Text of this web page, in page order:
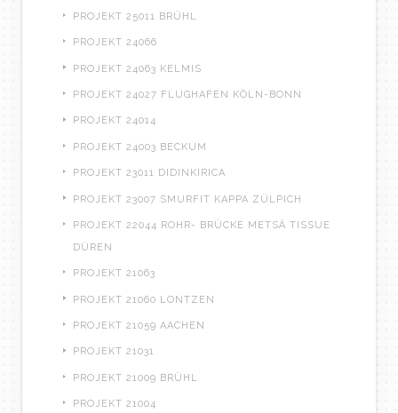
PROJEKT 25011 BRÜHL
PROJEKT 24066
PROJEKT 24063 KELMIS
PROJEKT 24027 FLUGHAFEN KÖLN-BONN
PROJEKT 24014
PROJEKT 24003 BECKUM
PROJEKT 23011 DIDINKIRICA
PROJEKT 23007 SMURFIT KAPPA ZÜLPICH
PROJEKT 22044 ROHR- BRÜCKE METSÄ TISSUE
DÜREN
PROJEKT 21063
PROJEKT 21060 LONTZEN
PROJEKT 21059 AACHEN
PROJEKT 21031
PROJEKT 21009 BRÜHL
PROJEKT 21004